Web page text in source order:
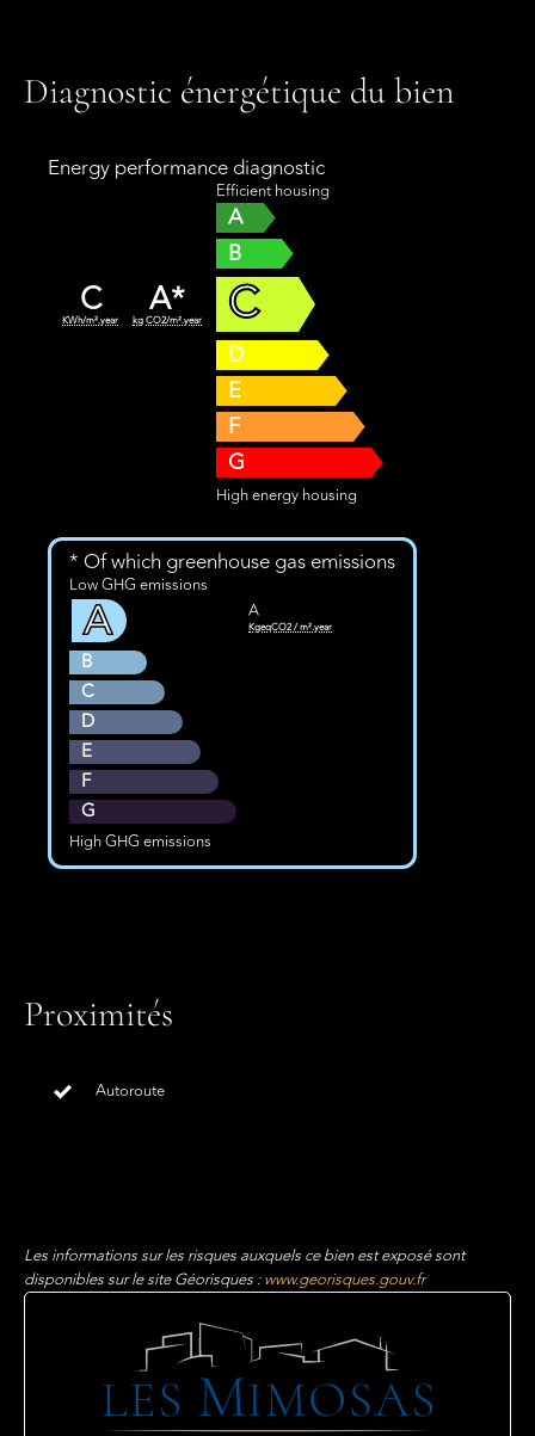
Diagnostic énergétique du bien
Energy performance diagnostic
C
KWh/m².year A*
kg CO2/m².year
Efficient housing
A
B
C
D
E
F
G
High energy housing
* Of which greenhouse gas emissions
Low GHG emissions
A
B
C
D
E
F
G
High GHG emissions
A
KgeqCO2 / m².year
Proximités
Autoroute
Les informations sur les risques auxquels ce bien est exposé sont
disponibles sur le site Géorisques :www.georisques.gouv.fr